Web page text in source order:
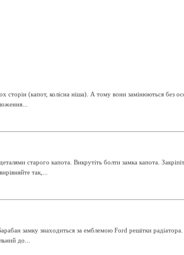
сторін (капот, колісна ніша). А тому вони замінюються без
старого капота. Викрутіть болти замка капота.
так,...
замку знаходиться за емблемою Ford решітки радіатора.
до...